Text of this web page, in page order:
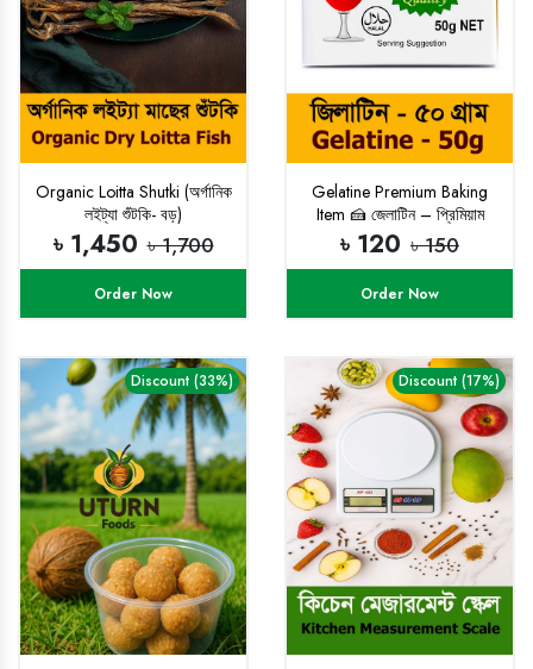
Organic Loitta Shutki (অর্গানিক
লইট্যা শুঁটকি- বড়)
৳ 1,450 ৳ 1,700
Order Now
Gelatine Premium Baking
Item 🍰 জেলাটিন – প্রিমিয়াম
বেকিং আইটেম 🍮
৳ 120 ৳ 150
Order Now
Discount (33%) Discount (17%)